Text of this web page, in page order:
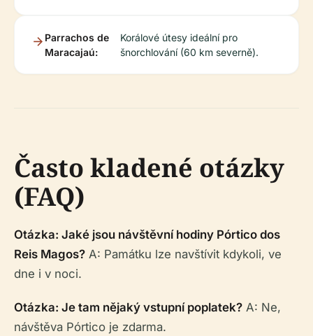
Parrachos de
Maracajaú:
Korálové útesy ideální pro
šnorchlování (60 km severně).
Často kladené otázky
(FAQ)
Otázka: Jaké jsou návštěvní hodiny Pórtico dos
Reis Magos? A: Památku lze navštívit kdykoli, ve
dne i v noci.
Otázka: Je tam nějaký vstupní poplatek? A: Ne,
návštěva Pórtico je zdarma.